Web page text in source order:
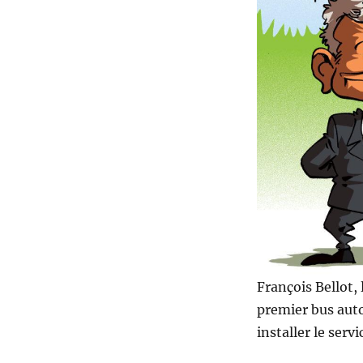
François Bellot,
premier bus
installer le